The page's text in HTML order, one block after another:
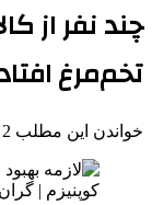
چند نفر از
تخم‌مرغ
خواندن این مطلب 2 دقیقه زمان میبرد